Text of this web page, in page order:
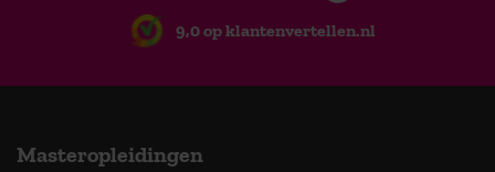
9,0 op klantenvertellen.nl
Masteropleidingen